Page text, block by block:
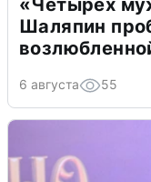
Шаляпин
6 августа 55